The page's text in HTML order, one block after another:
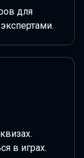
для
в играх.